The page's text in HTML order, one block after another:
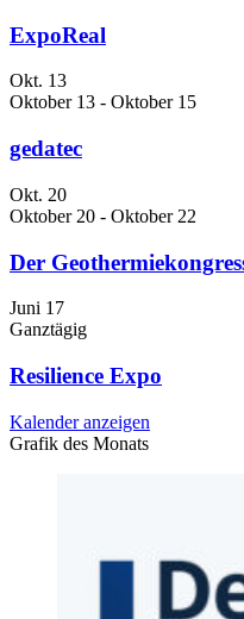
ExpoReal
Okt. 13
Oktober 13 - Oktober 15
gedatec
Okt. 20
Oktober 20 - Oktober 22
Der
Juni 17
Ganztägig
Resilience Expo
Kalender anzeigen
Grafik des Monats